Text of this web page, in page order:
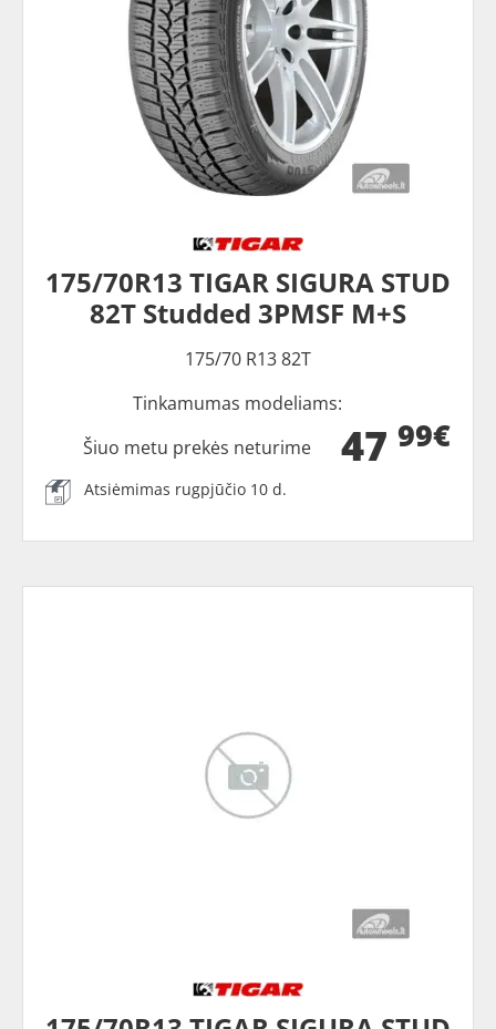
175/70R13 TIGAR SIGURA STUD
82T Studded 3PMSF M+S
175/70 R13 82T
Tinkamumas modeliams:
47 99€
Šiuo metu prekės neturime
Atsiėmimas rugpjūčio 10 d.